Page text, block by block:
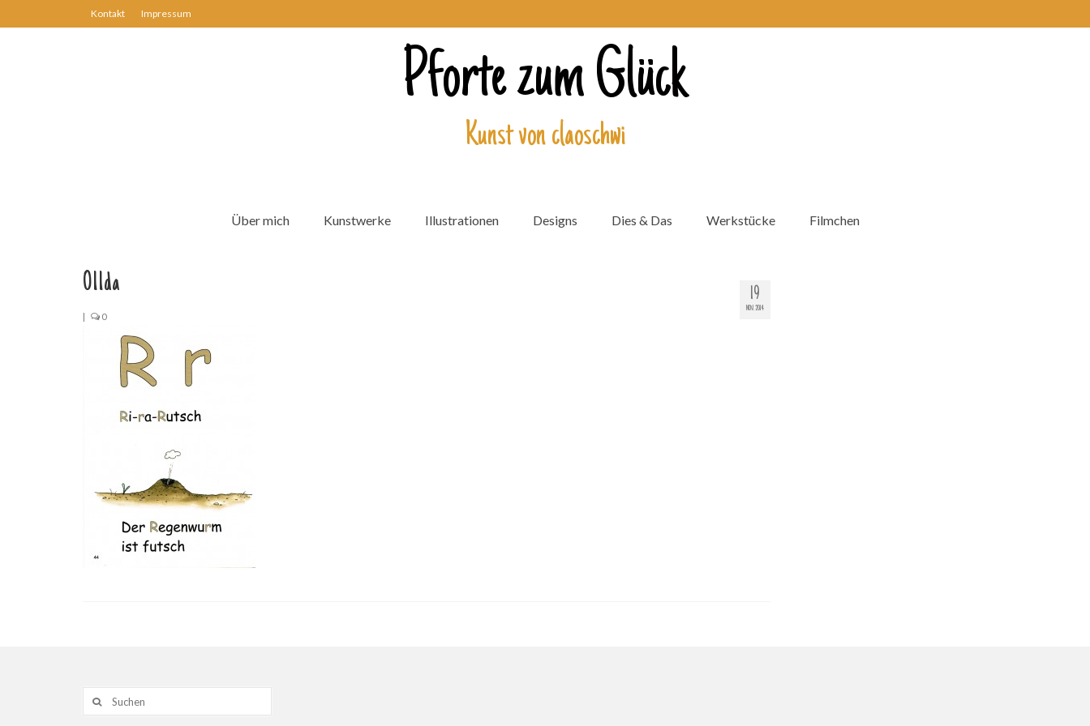
Kontakt Impressum
Pforte zum Glück
Kunst von claoschwi
Über mich Kunstwerke Illustrationen Designs Dies & Das Werkstücke Filmchen
19
NOV. 2014
011da
| 0
nach: